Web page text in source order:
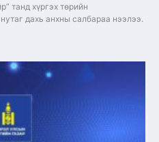
танд хүргэх төрийн
дахь анхны салбараа нээлээ.